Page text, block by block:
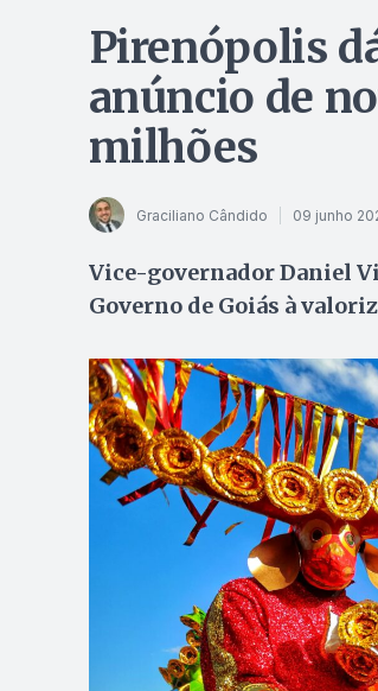
Pirenópolis
anúncio de
milhões
Graciliano Cândido 09 junho
Vice-governador Daniel
Governo de Goiás à